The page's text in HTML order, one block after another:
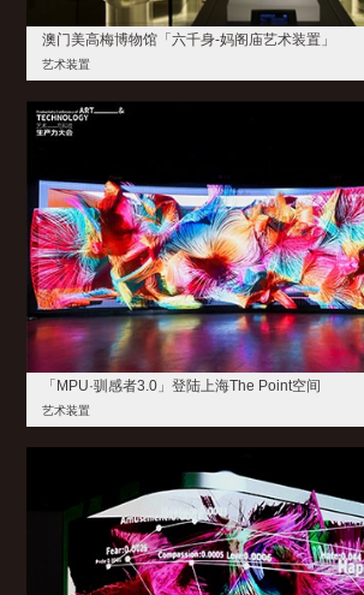
澳门美高梅博物馆「六千身-妈阁庙艺术装置」
艺术装置
「MPU·驯感者3.0」登陆上海The Point空间
艺术装置